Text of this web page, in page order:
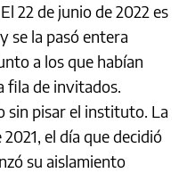
22 de junio de 2022 es
se la pasó entera
a los que habían
fila de invitados.
sin pisar el instituto. La
el día que decidió
su aislamiento